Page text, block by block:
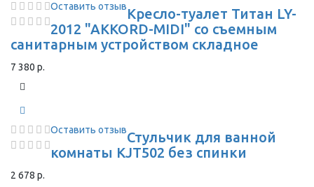
Оставить отзывКресло-туалет Титан LY-
2012 "AKKORD-MIDI" со съемным
санитарным устройством складное
7 380 р.
Оставить отзывСтульчик для ванной
комнаты KJT502 без спинки
2 678 р.